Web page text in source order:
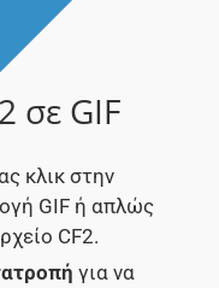
σε GIF
κλικ στην
GIF ή απλώς
CF2.
για να